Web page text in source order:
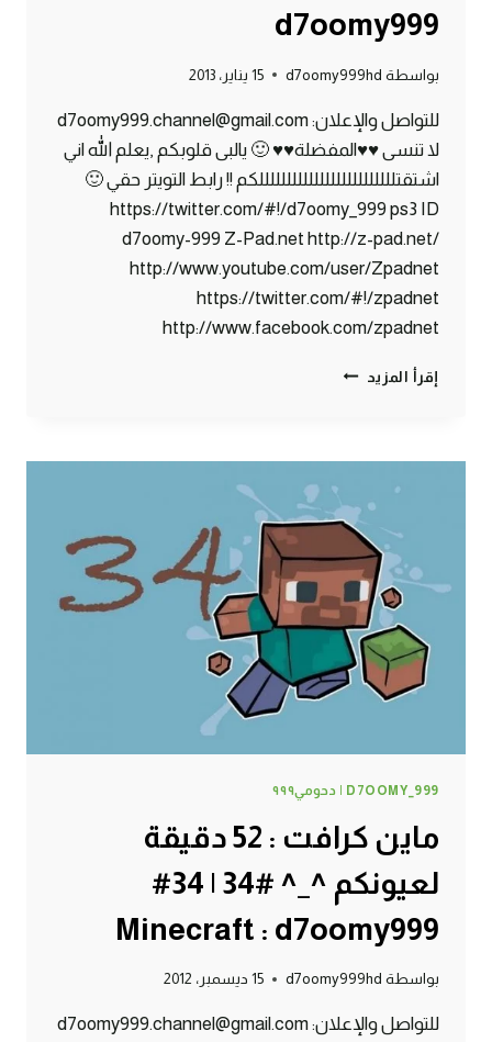
d7oomy999
بواسطة d7oomy999hd 15 يناير، 2013
للتواصل والإعلان: d7oomy999.channel@gmail.com
لا تنسى ♥♥المفضلة♥♥ 🙂 يالبى قلوبكم ,يعلم الله اني
اشتقتلللللللللللللللللللللللللكم !! رابط التويتر حقي 🙂
https://twitter.com/#!/d7oomy_999 ps3 ID
d7oomy-999 Z-Pad.net http://z-pad.net/
http://www.youtube.com/user/Zpadnet
https://twitter.com/#!/zpadnet
http://www.facebook.com/zpadnet
إقرأ المزيد ماين
البـيـت
39#
MINECRAFT
:
D7OOMY999
D7OOMY_999 | دحومي٩٩٩
ماين كرافت : 52 دقيقة
لعيونكم ^_^ #34 | 34#
Minecraft : d7oomy999
بواسطة d7oomy999hd 15 ديسمبر، 2012
للتواصل والإعلان: d7oomy999.channel@gmail.com